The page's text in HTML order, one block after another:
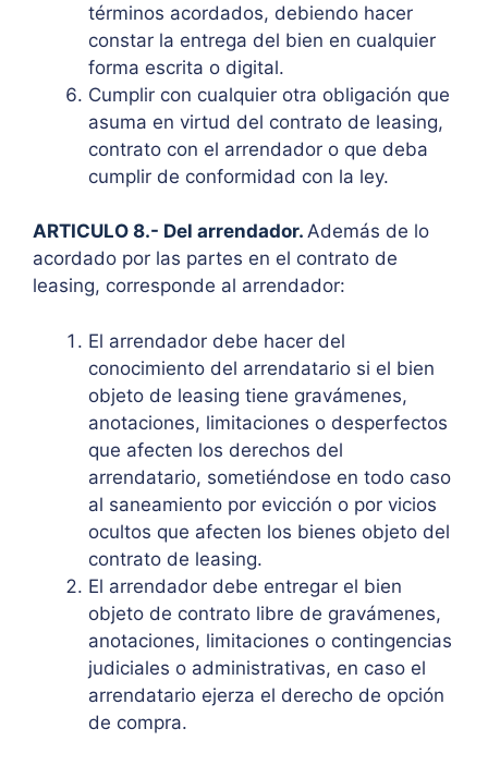
términos acordados, debiendo hacer
constar la entrega del bien en cualquier
forma escrita o digital.
Cumplir con cualquier otra obligación que
asuma en virtud del contrato de leasing,
contrato con el arrendador o que deba
cumplir de conformidad con la ley.
ARTICULO 8.- Del arrendador. Además de lo
acordado por las partes en el contrato de
leasing, corresponde al arrendador:
El arrendador debe hacer del
conocimiento del arrendatario si el bien
objeto de leasing tiene gravámenes,
anotaciones, limitaciones o desperfectos
que afecten los derechos del
arrendatario, sometiéndose en todo caso
al saneamiento por evicción o por vicios
ocultos que afecten los bienes objeto del
contrato de leasing.
El arrendador debe entregar el bien
objeto de contrato libre de gravámenes,
anotaciones, limitaciones o contingencias
judiciales o administrativas, en caso el
arrendatario ejerza el derecho de opción
de compra.